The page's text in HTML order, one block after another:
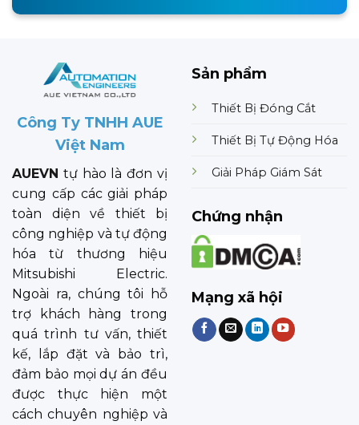
Công Ty TNHH AUE
Việt Nam
AUEVN tự hào là đơn vị
cung cấp các giải pháp
toàn diện về thiết bị
công nghiệp và tự động
hóa từ thương hiệu
Mitsubishi Electric.
Ngoài ra, chúng tôi hỗ
trợ khách hàng trong
quá trình tư vấn, thiết
kế, lắp đặt và bảo trì,
đảm bảo mọi dự án đều
được thực hiện một
cách chuyên nghiệp và
Sản phẩm
Thiết Bị Đóng Cắt
Thiết Bị Tự Động Hóa
Giải Pháp Giám Sát
Chứng nhận
Mạng xã hội